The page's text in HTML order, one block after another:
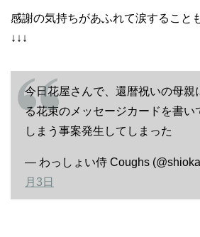
感謝の気持ちがあふれて涙すること
↓↓↓
今日花屋さんで、還暦祝いの母親
る花束のメッセージカードを書い
しまう事案発生してしまった
— わっしょい侍 Coughs
月3日